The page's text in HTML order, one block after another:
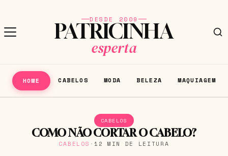
DESDE 2009
PATRICINHA
esperta
HOME CABELOS MODA BELEZA MAQUIAGEM
CABELOS
COMO NÃO CORTAR O CABELO?
CABELOS · 12 MIN DE LEITURA